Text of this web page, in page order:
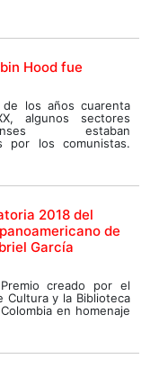
Hood fue
de los años cuarenta
algunos sectores
estaban
por los comunistas.
2018 del
de
García
creado por el
Cultura y la Biblioteca
en homenaje